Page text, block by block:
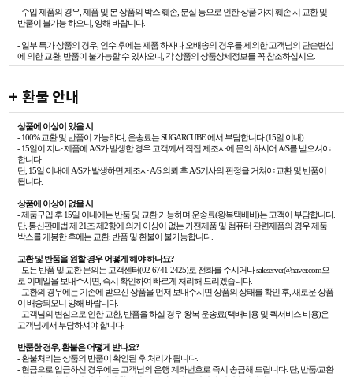
- 수입 제품의 경우, 제품 및 본 상품의 박스 훼손, 분실 등으로 인한 상품 가치 훼손 시 교환 및
반품이 불가능 하오니, 양해 바랍니다.
- 일부 특가 상품의 경우, 인수 후에는 제품 하자나 오배송의 경우를 제외한 고객님의 단순변심
에 의한 교환, 반품이 불가능할 수 있사오니, 각 상품의 상품상세정보를 꼭 참조하십시오.
+ 환불 안내
상품에 이상이 있을 시
- 100% 교환 및 반품이 가능하며, 운송료는 SUGARCUBE 에서 부담합니다.(15일 이내)
- 15일이 지나 제품에 A/S가 발생한 경우 고객께서 직접 제조사에 문의 하시어 A/S를 받으셔야
합니다.
단, 15일 이내에 A/S가 발생하면 제조사 A/S 의뢰 후 A/S기사의 판정을 거쳐야 교환 및 반품이
됩니다.
상품에 이상이 없을 시
- 제품구입 후 15일 이내에는 반품 및 교환 가능하며 운송료(왕복택배비)는 고객이 부담합니다.
단, 통신판매법 제 21조 제2항에 의거 이상이 없는 가전제품 및 컴퓨터 관련제품의 경우 제품
박스를 개봉한 후에는 교환, 반품 및 환불이 불가능합니다.
교환 및 반품을 원할 경우 어떻게 해야 하나요?
- 모든 반품 및 교환 문의는 고객센터(02-6741-2425)로 전화를 주시거나 saleserver@naver.com으
로 이메일을 보내주시면, 즉시 확인하여 빠르게 처리해 드리겠습니다.
- 교환의 경우에는 기존에 받으신 상품을 먼저 보내주시면 상품의 상태를 확인 후, 새로운 상품
이 배송되오니 양해 바랍니다.
- 고객님의 변심으로 인한 교환, 반품을 하실 경우 왕복 운송료(택배비용 및 퀵서비스 비용)은
고객님께서 부담하셔야 합니다.
반품한 경우, 환불은 어떻게 받나요?
- 환불처리는 상품의 반품이 확인된 후 처리가 됩니다.
- 현금으로 입금하신 경우에는 고객님의 은행 계좌번호로 즉시 송금해 드립니다. 단, 반품/교환